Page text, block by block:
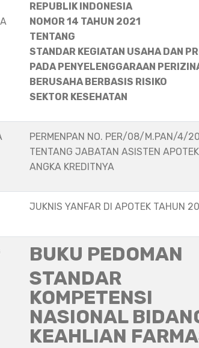
REPUBLIK INDONESIA
NOMOR 14 TAHUN 2021
TENTANG
STANDAR KEGIATAN USAHA DAN
PADA PENYELENGGARAAN
BERUSAHA BERBASIS RISIKO
SEKTOR KESEHATAN
PERMENPAN NO. PER/08/M.PAN/4/
TENTANG JABATAN ASISTEN
ANGKA KREDITNYA
JUKNIS YANFAR DI APOTEK TAHUN
BUKU PEDOMAN
STANDAR
KOMPETENSI
NASIONAL
KEAHLIAN